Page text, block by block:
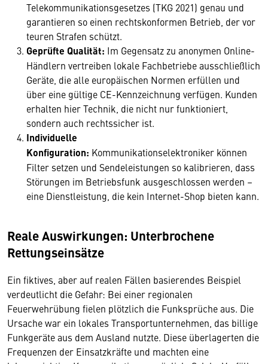
Telekommunikationsgesetzes (TKG 2021) genau und
garantieren so einen rechtskonformen Betrieb, der vor
teuren Strafen schützt.
Geprüfte Qualität: Im Gegensatz zu anonymen Online-
Händlern vertreiben lokale Fachbetriebe ausschließlich
Geräte, die alle europäischen Normen erfüllen und
über eine gültige CE-Kennzeichnung verfügen. Kunden
erhalten hier Technik, die nicht nur funktioniert,
sondern auch rechtssicher ist.
Individuelle
Konfiguration: Kommunikationselektroniker können
Filter setzen und Sendeleistungen so kalibrieren, dass
Störungen im Betriebsfunk ausgeschlossen werden –
eine Dienstleistung, die kein Internet-Shop bieten kann.
Reale Auswirkungen: Unterbrochene
Rettungseinsätze
Ein fiktives, aber auf realen Fällen basierendes Beispiel
verdeutlicht die Gefahr: Bei einer regionalen
Feuerwehrübung fielen plötzlich die Funksprüche aus. Die
Ursache war ein lokales Transportunternehmen, das billige
Funkgeräte aus dem Ausland nutzte. Diese überlagerten die
Frequenzen der Einsatzkräfte und machten eine